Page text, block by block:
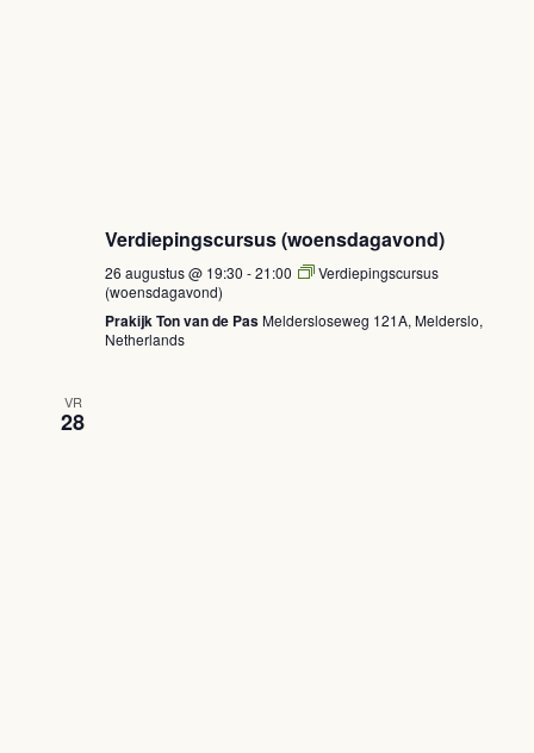
Verdiepingscursus (woensdagavond)
26 augustus @ 19:30 -21:00
Verdiepingscursus
(woensdagavond)
Prakijk Ton van de PasMeldersloseweg 121A, Melderslo,
Netherlands
VR
28